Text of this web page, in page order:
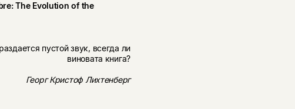
The Evolution of the
пустой звук, всегда ли
виновата книга?
Георг Кристоф Лихтенберг